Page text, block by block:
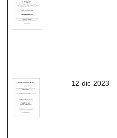
12-dic-2023